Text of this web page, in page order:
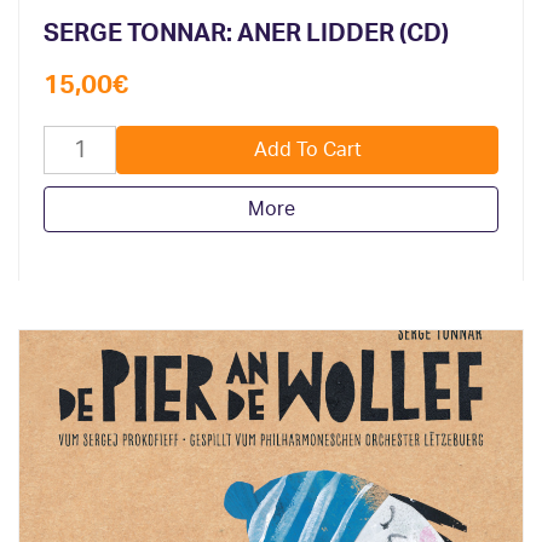
SERGE TONNAR: ANER LIDDER (CD)
15,00€
More